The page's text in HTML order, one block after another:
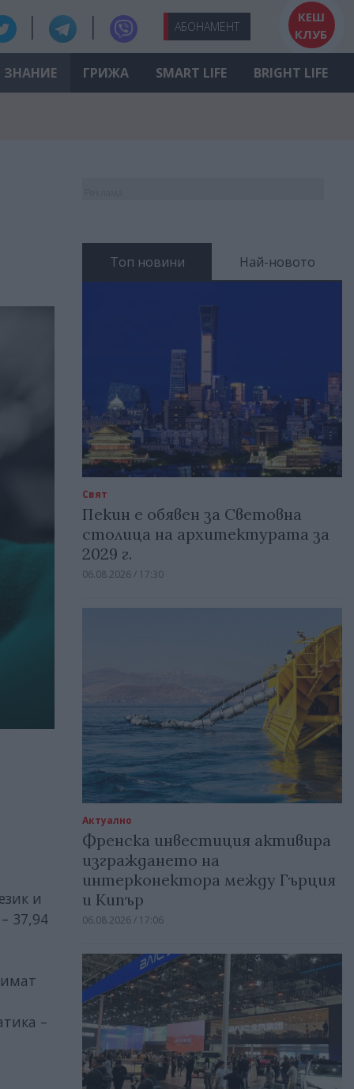
АБОНАМЕНТ
КЕШ
КЛУБ
ЗНАНИЕ ГРИЖА SMART LIFE BRIGHT LIFE
и
37,94
–
Топ новини Най-новото
Свят
Пекин е обявен за Световна
столица на архитектурата за
2029 г.
06.08.2026 / 17:30
Актуално
Френска инвестиция активира
изграждането на
интерконектора между Гърция
и Кипър
06.08.2026 / 17:06